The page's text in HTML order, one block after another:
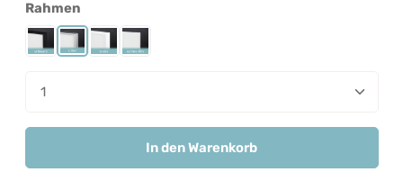
Rahmenauswählen
Rahmen Schwarz
Rahmen Silber
Rahmen Weiß
Rahmenlos
Produkt Anzahl: Gib den gewünschten Wert ein
In den Warenkorb